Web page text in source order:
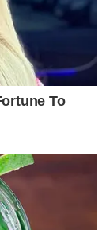
To